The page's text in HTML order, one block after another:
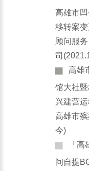
高雄市
移转案
顾问服
司
高雄
馆大社
兴建营
高雄市
今)
「
间自提